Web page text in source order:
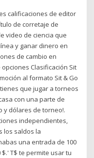
calificaciones de editor
de corretaje de
video de ciencia que
y ganar dinero en
de cambio en
Clasificación Sit
al formato Sit & Go
que jugar a torneos
con una parte de
y dólares de torneo!.
independientes,
los saldos la
una entrada de 100
T$ te permite usar tu